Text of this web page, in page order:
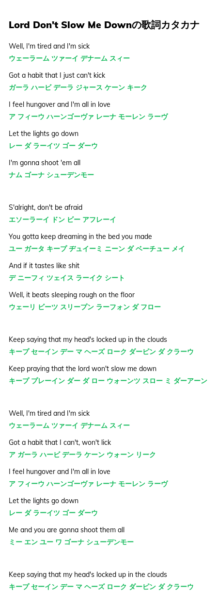
Lord Don't Slow Me Downの歌詞カタカナ
Well, I'm tired and I'm sick
ウェーラーム ツァーイ デナーム スィー
Got a habit that I just can't kick
ガーラ ハービ デーラ ジャース ケーン キーク
I feel hungover and I'm all in love
ア フィーウ ハーンゴーヴァ レーナ モーレン ラーヴ
Let the lights go down
レー ダ ラーイツ ゴー ダーウ
I'm gonna shoot 'em all
ナム ゴーナ シューデンモー
S'alright, don't be afraid
エソーラーイ ドン ビー アフレーイ
You gotta keep dreaming in the bed you made
ユー ガータ キープ ヂュイーミ ニーン ダ ベーチュー メイ
And if it tastes like shit
デ ニーフィ ツェイス ラーイク シート
Well, it beats sleeping rough on the floor
ウェーリ ビーツ スリープン ラーフォン ダ フロー
Keep saying that my head's locked up in the clouds
キープ セーイン デー マ ヘーズ ローク ダーピン ダ クラーウ
Keep praying that the lord won't slow me down
キープ プレーイン ダー ダ ロー ウォーンツ スロー ミ ダーアーン
Well, I'm tired and I'm sick
ウェーラーム ツァーイ デナーム スィー
Got a habit that I can't, won't lick
ア ガーラ ハービ デーラ ケーン ウォーン リーク
I feel hungover and I'm all in love
ア フィーウ ハーンゴーヴァ レーナ モーレン ラーヴ
Let the lights go down
レー ダ ラーイツ ゴー ダーウ
Me and you are gonna shoot them all
ミー エン ユー ワ ゴーナ シューデンモー
Keep saying that my head's locked up in the clouds
キープ セーイン デー マ ヘーズ ローク ダーピン ダ クラーウ